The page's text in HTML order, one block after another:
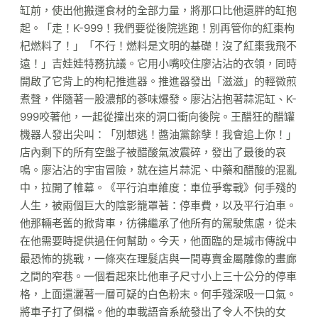
缸前，使出他搬運食材的全部力量，將那口比他還胖的缸抱
起。「走！K-999！我們要從後院逃跑！別再管你的紅棗枸
杞燃料了！」「不行！燃料是文明的基礎！沒了紅棗我飛不
遠！」吉娃娃特務抗議。它用小嘴咬住廖沾沾的衣領，同時
開啟了它背上的枸杞推進器。推進器發出「滋滋」的輕微煎
煮聲，伴隨著一股濃郁的蔘味爆發。廖沾沾抱著蒜泥缸、K-
999咬著他，一起從撞出來的洞口衝向後院。王醋狂的醋罐
機器人發出尖叫：「別想逃！醬油黨餘孽！我會追上你！」
店內剩下的所有空盤子被醋酸氣波震碎，發出了最後的哀
鳴。廖沾沾的宇宙冒險，就在這片蒜泥、中藥和醋酸的混亂
中，拉開了帷幕。《平行泊車維度：車位爭奪戰》何手殘的
人生，被兩個巨大的陰影籠罩著：停車費，以及平行泊車。
他那輛老舊的掀背車，彷彿繼承了他所有的駕駛焦慮，從未
在他需要時提供過任何幫助。今天，他面臨的是城市傳說中
最恐怖的挑戰，一條夾在理髮店與一間專賣金屬雕像的畫廊
之間的窄巷。一個看起來比他車子尺寸小上三十公分的停車
格，上面還灑著一層可疑的白色粉末。何手殘深吸一口氣。
將車子打了倒檔。他的車載語音系統發出了令人不快的女